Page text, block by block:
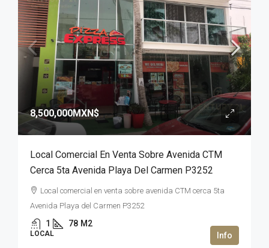
8,500,000MXN$
Local Comercial En Venta Sobre Avenida CTM
Cerca 5ta Avenida Playa Del Carmen P3252
Local comercial en venta sobre avenida CTM cerca 5ta
Avenida Playa del Carmen P3252
1 78 M2
LOCAL